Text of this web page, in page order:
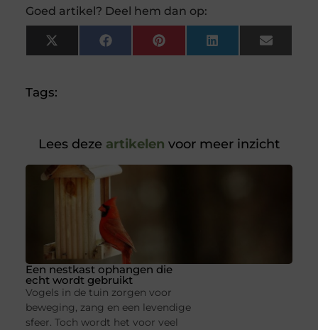
Goed artikel? Deel hem dan op:
X
(Twitter)
FacebookPinterestLinkedInEmail
Tags:
Lees deze artikelen voor meer inzicht
Een nestkast ophangen die
echt wordt gebruikt
Vogels in de tuin zorgen voor
beweging, zang en een levendige
sfeer. Toch wordt het voor veel